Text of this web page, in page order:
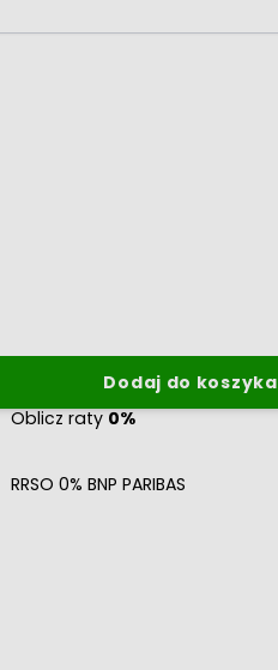
Dodaj do koszyka
Oblicz raty0%
RRSO 0% BNP PARIBAS